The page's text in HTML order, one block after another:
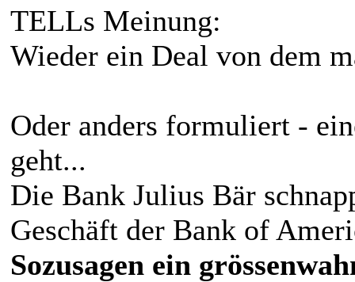
TELLs Meinung:
Wieder ein Deal von dem
Oder anders formuliert -
geht...
Die Bank Julius Bär
Geschäft der Bank of
Sozusagen ein